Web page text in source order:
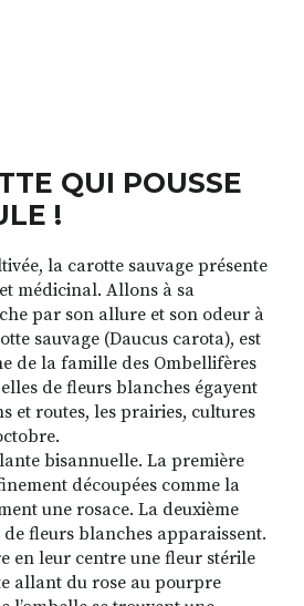
QUI POUSSE
!
la carotte sauvage présente
médicinal. Allons à sa
par son allure et son odeur à
sauvage (Daucus carota), est
de la famille des Ombellifères
de fleurs blanches égayent
et routes, les prairies, cultures
bisannuelle. La première
découpées comme la
une rosace. La deuxième
fleurs blanches apparaissent.
en leur centre une fleur stérile
allant du rose au pourpre